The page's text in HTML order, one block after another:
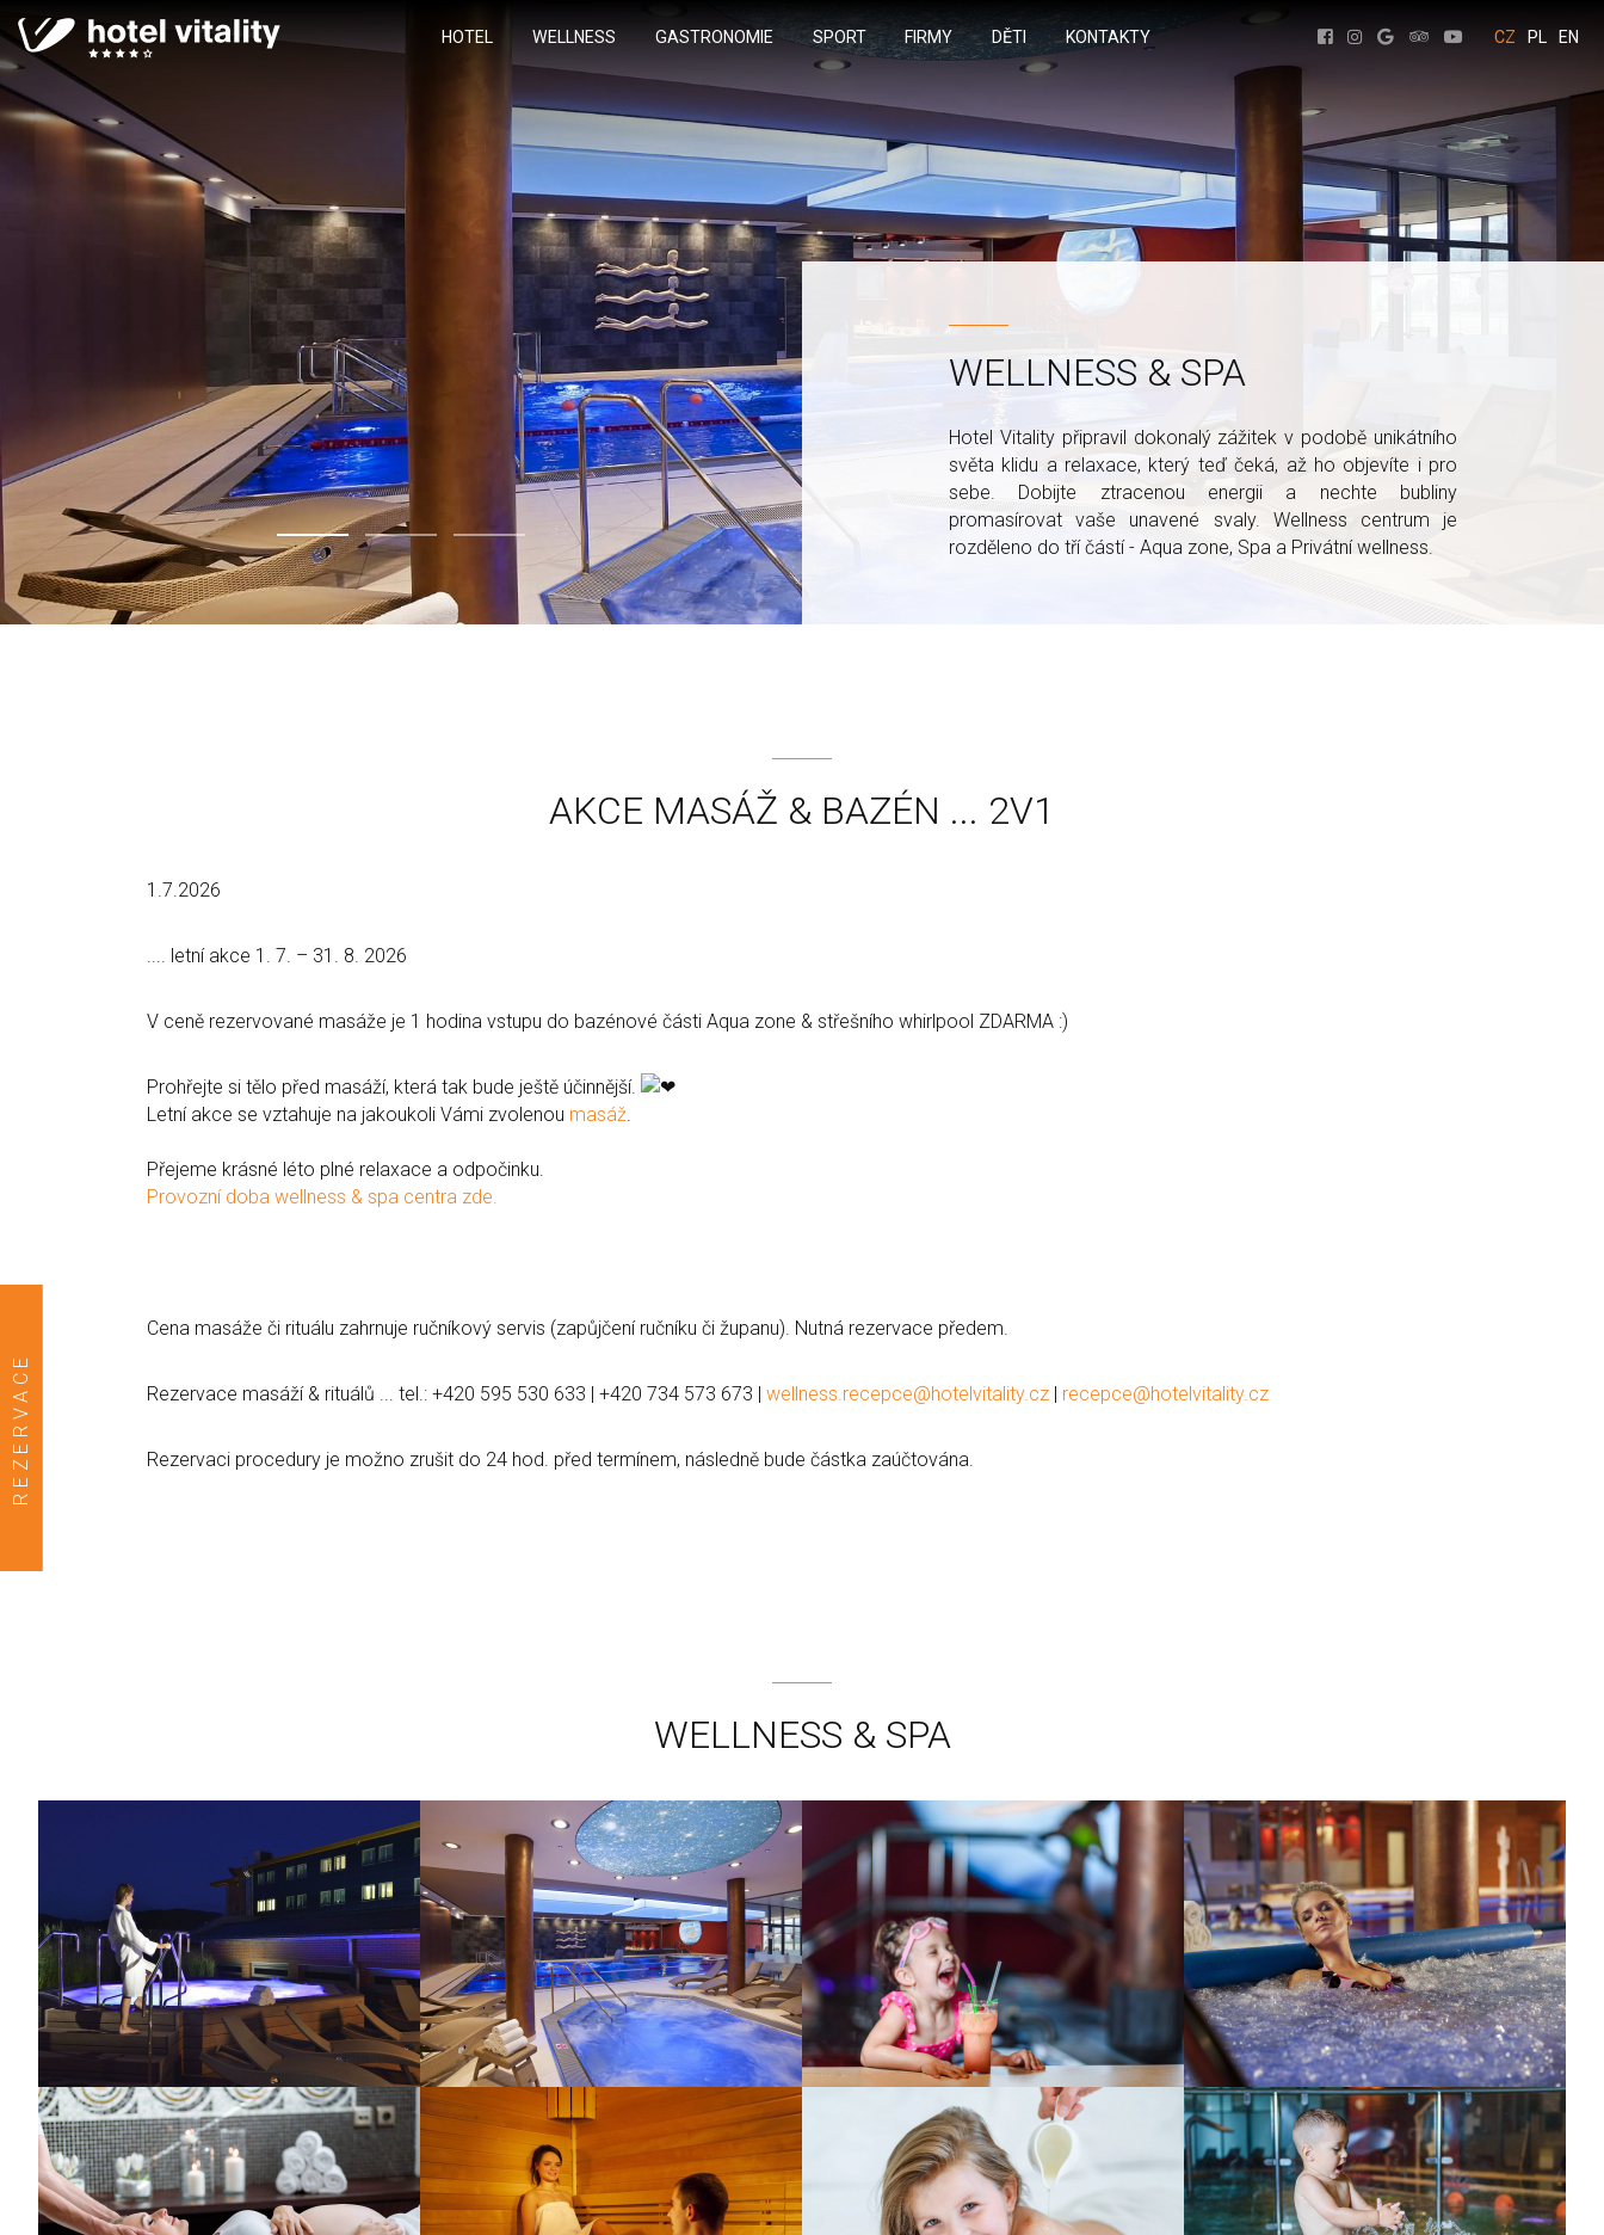
HOTEL WELLNESS GASTRONOMIE SPORT FIRMY DĚTI KONTAKTY CZ PL EN
WELLNESS & SPA
Hotel Vitality připravil dokonalý zážitek v podobě unikátního
světa klidu a relaxace, který teď čeká, až ho objevíte i pro
sebe. Dobijte ztracenou energii a nechte bubliny
promasírovat vaše unavené svaly. Wellness centrum je
rozděleno do tří částí - Aqua zone, Spa a Privátní wellness.
AKCE MASÁŽ & BAZÉN ... 2V1
1.7.2026
.... letní akce 1. 7. – 31. 8. 2026
V ceně rezervované masáže je 1 hodina vstupu do bazénové části Aqua zone & střešního whirlpool ZDARMA :)
Prohřejte si tělo před masáží, která tak bude ještě účinnější.
Letní akce se vztahuje na jakoukoli Vámi zvolenou masáž.
Přejeme krásné léto plné relaxace a odpočinku.
Provozní doba wellness & spa centra zde.
Cena masáže či rituálu zahrnuje ručníkový servis (zapůjčení ručníku či županu). Nutná rezervace předem.
Rezervace masáží & rituálů ... tel.: +420 595 530 633 | +420 734 573 673 | wellness.recepce@hotelvitality.cz| recepce@hotelvitality.cz
Rezervaci procedury je možno zrušit do 24 hod. před termínem, následně bude částka zaúčtována.
WELLNESS & SPA
REZERVACE